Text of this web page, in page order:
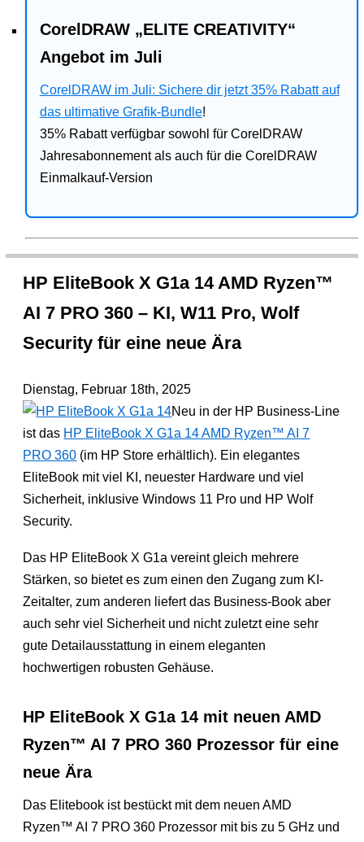
CorelDRAW „ELITE CREATIVITY“
Angebot im Juli
CorelDRAW im Juli: Sichere dir jetzt 35% Rabatt auf
das ultimative Grafik-Bundle!
35% Rabatt verfügbar sowohl für CorelDRAW
Jahresabonnement als auch für die CorelDRAW
Einmalkauf-Version
HP EliteBook X G1a 14 AMD Ryzen™
AI 7 PRO 360 – KI, W11 Pro, Wolf
Security für eine neue Ära
Dienstag, Februar 18th, 2025
Neu in der HP Business-Line
ist das HP EliteBook X G1a 14 AMD Ryzen™ AI 7
PRO 360 (im HP Store erhältlich). Ein elegantes
EliteBook mit viel KI, neuester Hardware und viel
Sicherheit, inklusive Windows 11 Pro und HP Wolf
Security.
Das HP EliteBook X G1a vereint gleich mehrere
Stärken, so bietet es zum einen den Zugang zum KI-
Zeitalter, zum anderen liefert das Business-Book aber
auch sehr viel Sicherheit und nicht zuletzt eine sehr
gute Detailausstattung in einem eleganten
hochwertigen robusten Gehäuse.
HP EliteBook X G1a 14 mit neuen AMD
Ryzen™ AI 7 PRO 360 Prozessor für eine
neue Ära
Das Elitebook ist bestückt mit dem neuen AMD
Ryzen™ AI 7 PRO 360 Prozessor mit bis zu 5 GHz und